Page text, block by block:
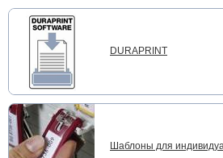
DURAPRINT
Шаблоны для